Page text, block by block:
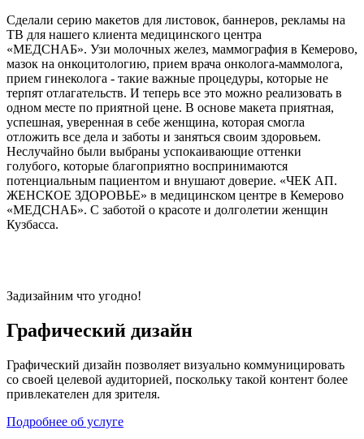
Сделали серию макетов для листовок, баннеров, рекламы на
ТВ для нашего клиента медицинского центра
«МЕДСНАБ». Узи молочных желез, маммография в Кемерово,
мазок на онкоцитологию, прием врача онколога-маммолога,
прием гинеколога - такие важные процедуры, которые не
терпят отлагательств. И теперь все это можно реализовать в
одном месте по приятной цене. В основе макета приятная,
успешная, уверенная в себе женщина, которая смогла
отложить все дела и заботы и заняться своим здоровьем.
Неслучайно были выбраны успокаивающие оттенки
голубого, которые благоприятно воспринимаются
потенциальным пациентом и внушают доверие. «ЧЕК АП.
ЖЕНСКОЕ ЗДОРОВЬЕ» в медицинском центре в Кемерово
«МЕДСНАБ». С заботой о красоте и долголетии женщин
Кузбасса.
Задизайним что угодно!
Графический дизайн
Графический дизайн позволяет визуально коммуницировать
со своей целевой аудиторией, поскольку такой контент более
привлекателен для зрителя.
Подробнее об услуге